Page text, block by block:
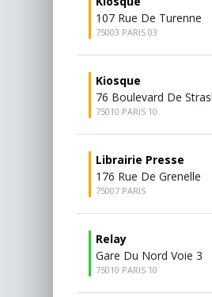
107 Rue De Turenne
75003 PARIS 03
Kiosque
76 Boulevard De
75010 PARIS 10
Librairie Presse
176 Rue De Grenelle
75007 PARIS
Relay
Gare Du Nord Voie 3
75010 PARIS 10